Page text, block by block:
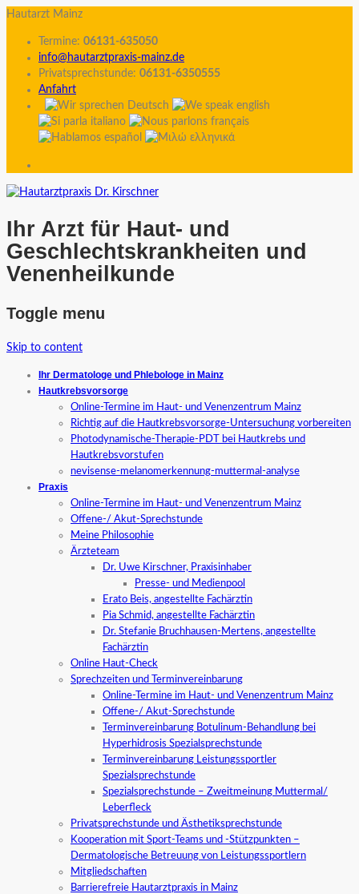
Hautarzt Mainz
Termine: 06131-635050
info@hautarztpraxis-mainz.de
Privatsprechstunde: 06131-6350555
Anfahrt
Ihr Arzt für Haut- und
Geschlechtskrankheiten und
Venenheilkunde
Toggle menu
Skip to content
Ihr Dermatologe und Phlebologe in Mainz
Hautkrebsvorsorge
Online-Termine im Haut- und Venenzentrum Mainz
Richtig auf die Hautkrebsvorsorge-Untersuchung vorbereiten
Photodynamische-Therapie-PDT bei Hautkrebs und
Hautkrebsvorstufen
nevisense-melanomerkennung-muttermal-analyse
Praxis
Online-Termine im Haut- und Venenzentrum Mainz
Offene-/ Akut-Sprechstunde
Meine Philosophie
Ärzteteam
Dr. Uwe Kirschner, Praxisinhaber
Presse- und Medienpool
Erato Beis, angestellte Fachärztin
Pia Schmid, angestellte Fachärztin
Dr. Stefanie Bruchhausen-Mertens, angestellte
Fachärztin
Online Haut-Check
Sprechzeiten und Terminvereinbarung
Online-Termine im Haut- und Venenzentrum Mainz
Offene-/ Akut-Sprechstunde
Terminvereinbarung Botulinum-Behandlung bei
Hyperhidrosis Spezialsprechstunde
Terminvereinbarung Leistungssportler
Spezialsprechstunde
Spezialsprechstunde – Zweitmeinung Muttermal/
Leberfleck
Privatsprechstunde und Ästhetiksprechstunde
Kooperation mit Sport-Teams und -Stützpunkten –
Dermatologische Betreuung von Leistungssportlern
Mitgliedschaften
Barrierefreie Hautarztpraxis in Mainz